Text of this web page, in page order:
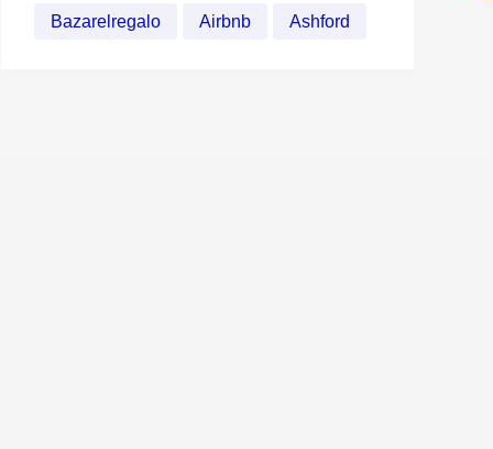
Bazarelregalo Airbnb Ashford